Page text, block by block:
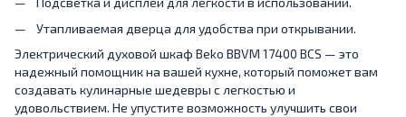
Утапливаемая дверца для удобства при открывании.
Электрический духовой шкаф Beko BBVM 17400 BCS — это
надежный помощник на вашей кухне, который поможет вам
создавать кулинарные шедевры с легкостью и
удовольствием. Не упустите возможность улучшить свои